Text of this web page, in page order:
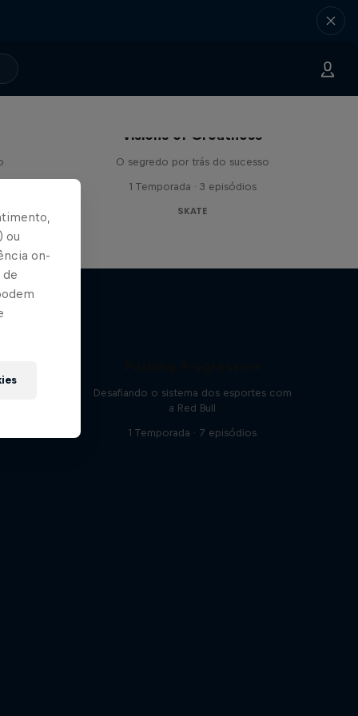
Visions of Greatness
O segredo por trás do sucesso
1 Temporada · 3 episódios
SKATE
Desafiando o sistema dos esportes com
a Red Bull
1 Temporada · 7 episódios
ou
on-
de